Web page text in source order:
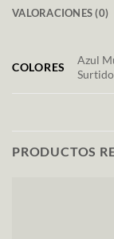
VALORACIONES (0)
COLORES
Azul
PRODUCTOS